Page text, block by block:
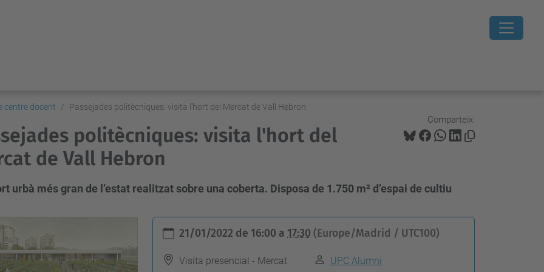
centre docent Passejades politècniques: visita l'hort del Mercat de Vall Hebron
Comparteix:
politècniques: visita l'hort del
de Vall Hebron
urbà més gran de l’estat realitzat sobre una coberta. Disposa de 1.750 m² d’espai de cultiu
21/01/2022 de 16:00 a 17:30 (Europe/Madrid / UTC100)
Visita presencial - Mercat
UPC Alumni